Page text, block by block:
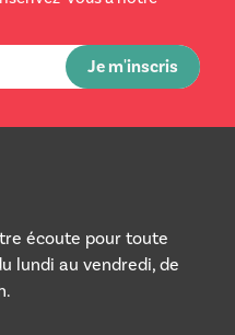
écoute pour toute
lundi au vendredi, de